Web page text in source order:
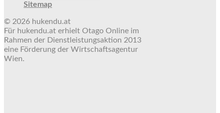
Sitemap
© 2026 hukendu.at
Für hukendu.at erhielt Otago Online im
Rahmen der Dienstleistungsaktion 2013
eine Förderung der Wirtschaftsagentur
Wien.